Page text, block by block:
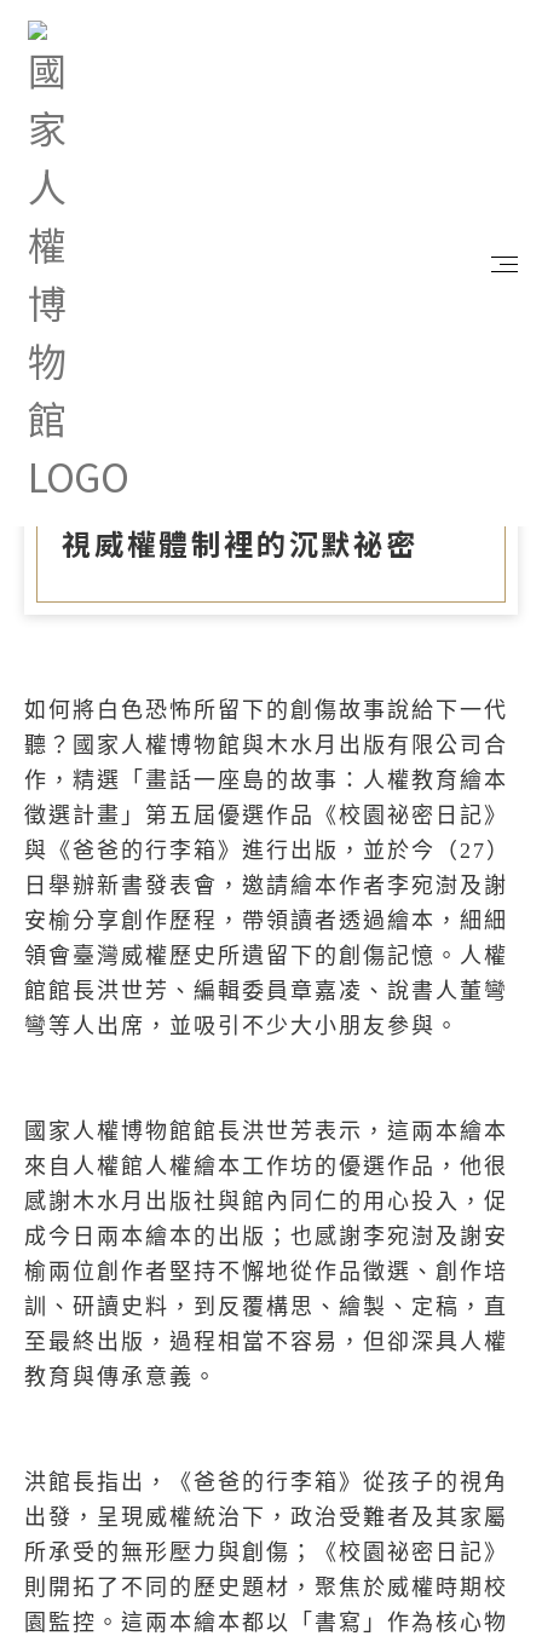
首頁
日記》 打開歷史記憶行李箱 凝視威權體制裡的沉默
祕密
Jun 27, 2026 |
2026人權繪本新作《爸爸的
行李箱》與《校園祕密日
記》 打開歷史記憶行李箱 凝
視威權體制裡的沉默祕密
如何將白色恐怖所留下的創傷故事說給下一代
聽？國家人權博物館與木水月出版有限公司合
作，精選「畫話一座島的故事：人權教育繪本
徵選計畫」第五屆優選作品《校園祕密日記》
與《爸爸的行李箱》進行出版，並於今（ 27 ）
日舉辦新書發表會，邀請繪本作者李宛澍及謝
安榆分享創作歷程，帶領讀者透過繪本，細細
領會臺灣威權歷史所遺留下的創傷記憶。人權
館館長洪世芳、編輯委員章嘉凌、說書人董彎
彎等人出席，並吸引不少大小朋友參與。
國家人權博物館館長洪世芳表示，這兩本繪本
來自人權館人權繪本工作坊的優選作品，他很
感謝木水月出版社與館內同仁的用心投入，促
成今日兩本繪本的出版；也感謝李宛澍及謝安
榆兩位創作者堅持不懈地從作品徵選、創作培
訓、研讀史料，到反覆構思、繪製、定稿，直
至最終出版，過程相當不容易，但卻深具人權
教育與傳承意義。
洪館長指出，《爸爸的行李箱》從孩子的視角
出發，呈現威權統治下，政治受難者及其家屬
所承受的無形壓力與創傷；《校園祕密日記》
則開拓了不同的歷史題材，聚焦於威權時期校
園監控。這兩本繪本都以「書寫」作為核心物